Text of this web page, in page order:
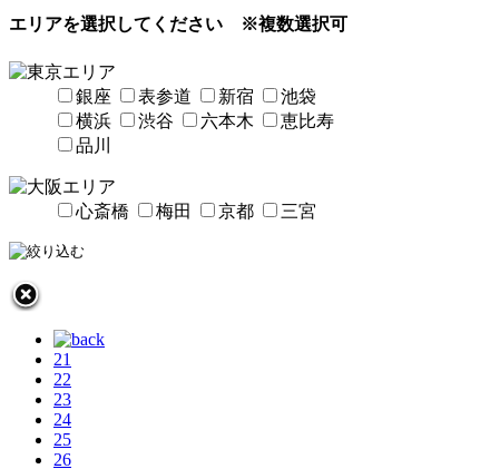
エリアを選択してください ※複数選択可
銀座 表参道 新宿
池袋
横浜
渋谷 六本木
恵比寿
品川
心斎橋 梅田 京都 三宮
21
22
23
24
25
26